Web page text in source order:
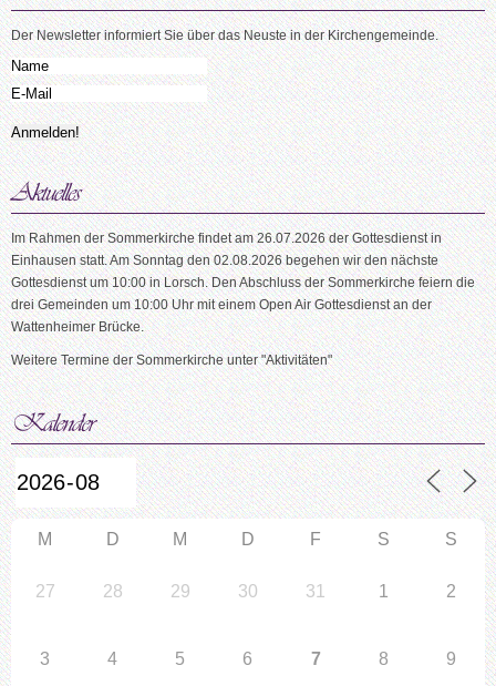
Der Newsletter informiert Sie über das Neuste in der Kirchengemeinde.
Im Rahmen der Sommerkirche findet am 26.07.2026 der Gottesdienst in
Einhausen statt. Am Sonntag den 02.08.2026 begehen wir den nächste
Gottesdienst um 10:00 in Lorsch. Den Abschluss der Sommerkirche feiern die
drei Gemeinden um 10:00 Uhr mit einem Open Air Gottesdienst an der
Wattenheimer Brücke.
Weitere Termine der Sommerkirche unter "Aktivitäten"
M D M D F S S
27 28 29 30 31 1 2
3 4 5 6 7 8 9